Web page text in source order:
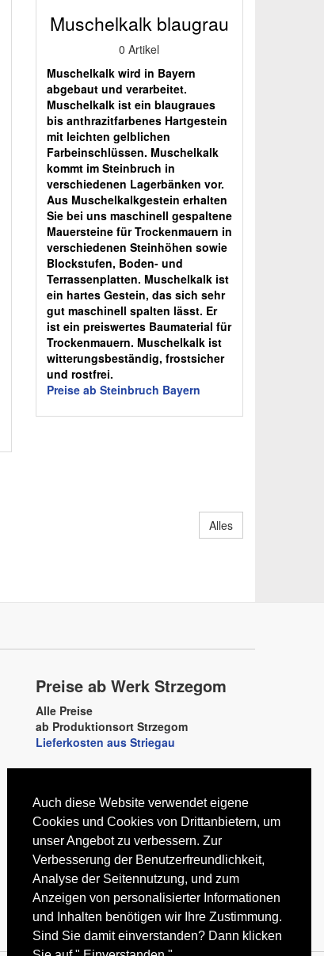
Auch diese Website verwendet eigene
Cookies und Cookies von Drittanbietern, um
unser Angebot zu verbessern. Zur
Verbesserung der Benutzerfreundlichkeit,
Analyse der Seitennutzung, und zum
Anzeigen von personalisierter Informationen
und Inhalten benötigen wir Ihre Zustimmung.
Sind Sie damit einverstanden? Dann klicken
Muschelkalk blaugrau
0 Artikel
Muschelkalk wird in Bayern
abgebaut und verarbeitet.
Muschelkalk ist ein blaugraues
bis anthrazitfarbenes Hartgestein
mit leichten gelblichen
Farbeinschlüssen. Muschelkalk
kommt im Steinbruch in
verschiedenen Lagerbänken vor.
Aus Muschelkalkgestein erhalten
Sie bei uns maschinell gespaltene
Mauersteine für Trockenmauern in
verschiedenen Steinhöhen sowie
Blockstufen, Boden- und
Terrassenplatten. Muschelkalk ist
ein hartes Gestein, das sich sehr
gut maschinell spalten lässt. Er
ist ein preiswertes Baumaterial für
Trockenmauern. Muschelkalk ist
witterungsbeständig, frostsicher
und rostfrei.
Preise ab Steinbruch Bayern
Alles
Preise ab Werk Strzegom
Alle Preise
ab Produktionsort Strzegom
Lieferkosten aus Striegau
Telefon +49 7761 93790460
E-Mail
kontakt@granit-striegau.com